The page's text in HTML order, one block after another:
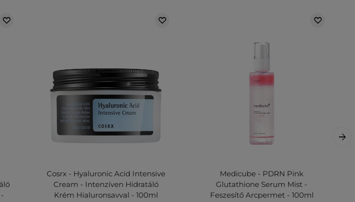
Cosrx - Hyaluronic Acid Intensive
Cream - Intenzíven Hidratáló
Krém Hialuronsavval - 100ml
Medicube - PDRN Pink
Glutathione Serum Mist -
Feszesítő Arcpermet - 100ml